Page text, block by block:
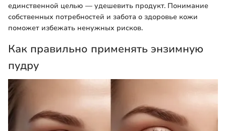
единственной целью — удешевить продукт. Понимание
собственных потребностей и забота о здоровье кожи
поможет избежать ненужных рисков.
Как правильно применять энзимную
пудру